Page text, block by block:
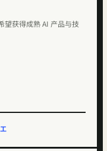
望获得成熟 AI 产品与技